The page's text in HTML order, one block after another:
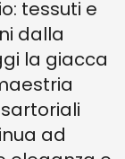
tessuti e
dalla
la giacca
ad